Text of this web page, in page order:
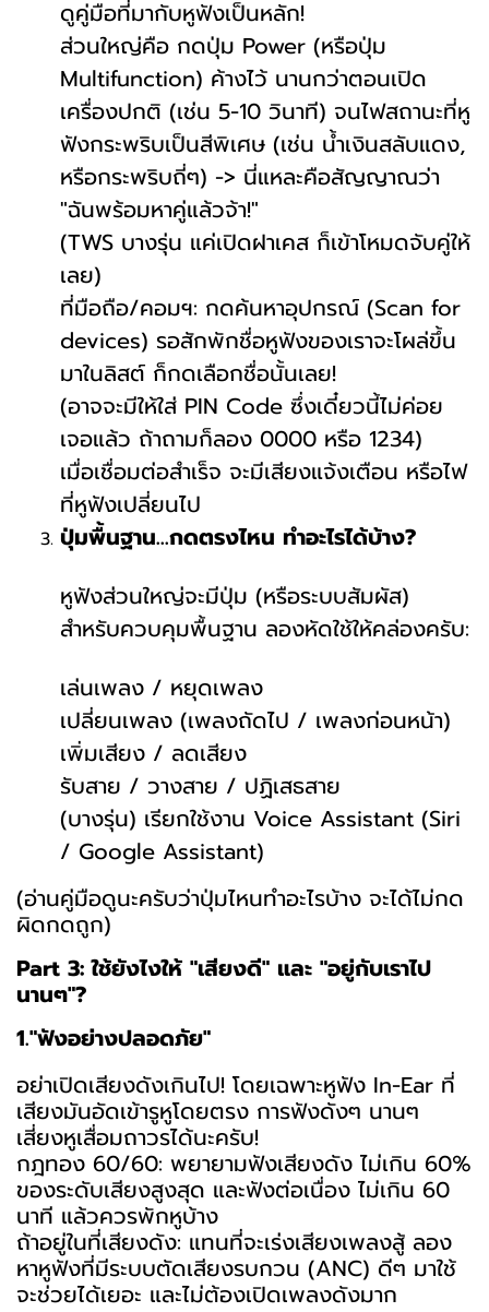
ดูคู่มือที่มากับหูฟังเป็นหลัก!
ส่วนใหญ่คือ กดปุ่ม Power (หรือปุ่ม
Multifunction) ค้างไว้ นานกว่าตอนเปิด
เครื่องปกติ (เช่น 5-10 วินาที) จนไฟสถานะที่หู
ฟังกระพริบเป็นสีพิเศษ (เช่น น้ำเงินสลับแดง,
หรือกระพริบถี่ๆ) -> นี่แหละคือสัญญาณว่า
"ฉันพร้อมหาคู่แล้วจ้า!"
(TWS บางรุ่น แค่เปิดฝาเคส ก็เข้าโหมดจับคู่ให้
เลย)
ที่มือถือ/คอมฯ: กดค้นหาอุปกรณ์ (Scan for
devices) รอสักพักชื่อหูฟังของเราจะโผล่ขึ้น
มาในลิสต์ ก็กดเลือกชื่อนั้นเลย!
(อาจจะมีให้ใส่ PIN Code ซึ่งเดี๋ยวนี้ไม่ค่อย
เจอแล้ว ถ้าถามก็ลอง 0000 หรือ 1234)
เมื่อเชื่อมต่อสำเร็จ จะมีเสียงแจ้งเตือน หรือไฟ
ที่หูฟังเปลี่ยนไป
ปุ่มพื้นฐาน...กดตรงไหน ทำอะไรได้บ้าง?
หูฟังส่วนใหญ่จะมีปุ่ม (หรือระบบสัมผัส)
สำหรับควบคุมพื้นฐาน ลองหัดใช้ให้คล่องครับ:
เล่นเพลง / หยุดเพลง
เปลี่ยนเพลง (เพลงถัดไป / เพลงก่อนหน้า)
เพิ่มเสียง / ลดเสียง
รับสาย / วางสาย / ปฏิเสธสาย
(บางรุ่น) เรียกใช้งาน Voice Assistant (Siri
/ Google Assistant)
(อ่านคู่มือดูนะครับว่าปุ่มไหนทำอะไรบ้าง จะได้ไม่กด
ผิดกดถูก)
Part 3: ใช้ยังไงให้ "เสียงดี" และ "อยู่กับเราไป
นานๆ"?
1."ฟังอย่างปลอดภัย"
อย่าเปิดเสียงดังเกินไป! โดยเฉพาะหูฟัง In-Ear ที่
เสียงมันอัดเข้ารูหูโดยตรง การฟังดังๆ นานๆ
เสี่ยงหูเสื่อมถาวรได้นะครับ!
กฎทอง 60/60: พยายามฟังเสียงดัง ไม่เกิน 60%
ของระดับเสียงสูงสุด และฟังต่อเนื่อง ไม่เกิน 60
นาที แล้วควรพักหูบ้าง
ถ้าอยู่ในที่เสียงดัง: แทนที่จะเร่งเสียงเพลงสู้ ลอง
หาหูฟังที่มีระบบตัดเสียงรบกวน (ANC) ดีๆ มาใช้
จะช่วยได้เยอะ และไม่ต้องเปิดเพลงดังมาก